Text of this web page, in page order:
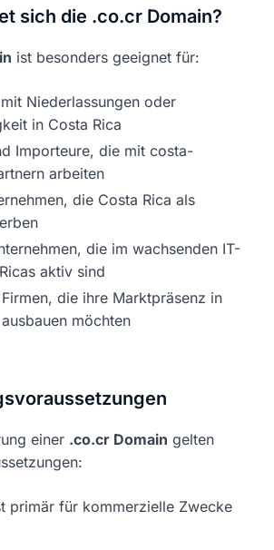
sich die .co.cr Domain?
ist besonders geeignet für:
Niederlassungen oder
in Costa Rica
Importeure, die mit costa-
arbeiten
die Costa Rica als
die im wachsenden IT-
aktiv sind
die ihre Marktpräsenz in
möchten
einer .co.cr Domain gelten
primär für kommerzielle Zwecke